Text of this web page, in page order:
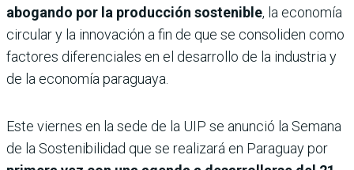
abogando por la producción sostenible, la economía
circular y la innovación a fin de que se consoliden como
factores diferenciales en el desarrollo de la industria y
de la economía paraguaya.
Este viernes en la sede de la UIP se anunció la Semana
de la Sostenibilidad que se realizará en Paraguay por